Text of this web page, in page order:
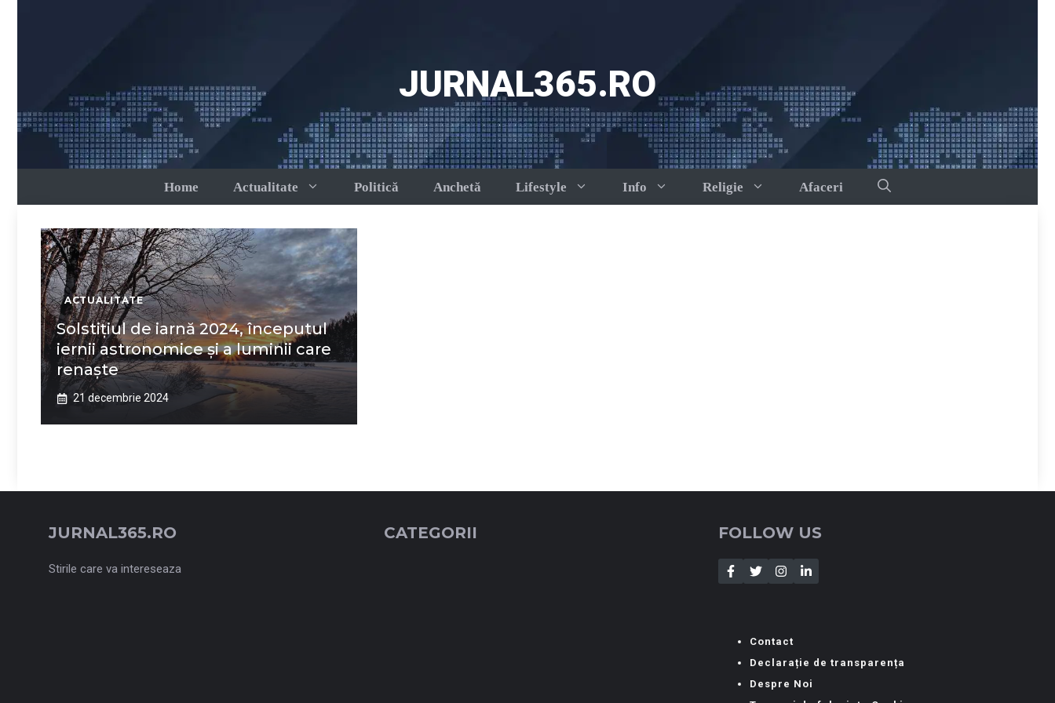
JURNAL365.RO
Home Actualitate Politică Anchetă Lifestyle Info Religie Afaceri
ACTUALITATE
Solstițiul de iarnă 2024, începutul
iernii astronomice și a luminii care
renaște
21 decembrie 2024
JURNAL365.RO
Stirile care va intereseaza
CATEGORII FOLLOW US
Contact
Declarație de transparența
Despre Noi